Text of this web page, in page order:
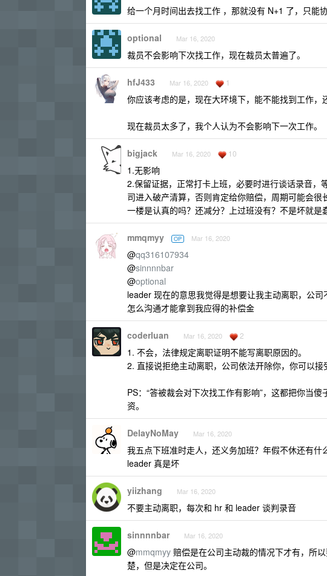
给一个月时间出去找工作 ，那就没有 N+1 了，只能协
optional Mar 16, 2020
裁员不会影响下次找工作，现在裁员太普遍了。
hfJ433 Mar 16, 2020 1
你应该考虑的是，现在大环境下，能不能找到工作，
现在裁员太多了，我个人认为不会影响下一次工作。
bigjack Mar 16, 2020 10
1.无影响
2.保留证据，正常打卡上班，必要时进行谈话录音
司进入破产清算，否则肯定给你赔偿，周期可能会很
一楼是认真的吗？还减分？上过班没有？不是坏就是
mmqmyy OP Mar 16, 2020
@qq316107934
@sinnnnbar
@optional
leader 现在的意思我觉得是想要让我主动离职，公
怎么沟通才能拿到我应得的补偿金
coderluan Mar 16, 2020 2
1. 不会，法律规定离职证明不能写离职原因的。
2. 直接说拒绝主动离职，公司依法开除你，你可以接
PS：“答被裁会对下次找工作有影响”，这都把你当
资。
DelayNoMay Mar 16, 2020
我五点下班准时走人，还义务加班？年假不休还有
leader 真是坏
yiizhang Mar 16, 2020
不要主动离职，每次和 hr 和 leader 谈判录音
sinnnnbar Mar 16, 2020
@mmqmyy 赔偿是在公司主动裁的情况下才有，所
楚，但是决定在公司。